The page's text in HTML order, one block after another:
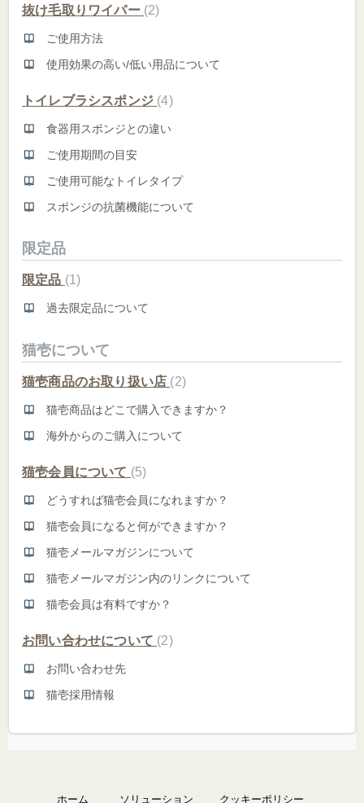
抜け毛取りワイパー 2
ご使用方法
使用効果の高い/低い用品について
トイレブラシスポンジ 4
食器用スポンジとの違い
ご使用期間の目安
ご使用可能なトイレタイプ
スポンジの抗菌機能について
限定品
限定品 1
過去限定品について
猫壱について
猫壱商品のお取り扱い店 2
猫壱商品はどこで購入できますか？
海外からのご購入について
猫壱会員について 5
どうすれば猫壱会員になれますか？
猫壱会員になると何ができますか？
猫壱メールマガジンについて
猫壱メールマガジン内のリンクについて
猫壱会員は有料ですか？
お問い合わせについて 2
お問い合わせ先
猫壱採用情報
ホーム ソリューション クッキーポリシー